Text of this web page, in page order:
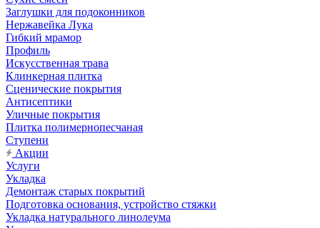
Заглушки для подоконников
Нержавейка Лука
Гибкий мрамор
Профиль
Искусственная трава
Клинкерная плитка
Сценические покрытия
Антисептики
Уличные покрытия
Плитка полимернопесчаная
Ступени
Акции
Услуги
Укладка
Демонтаж старых покрытий
Подготовка основания, устройство стяжки
Укладка натурального линолеума